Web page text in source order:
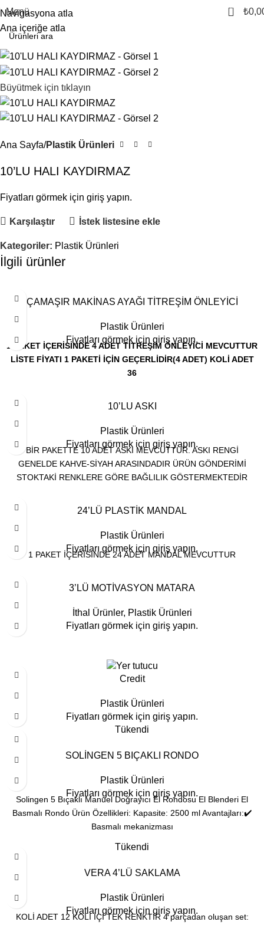
Navigasyona atla
Ana içeriğe atla
Menü 0 ₺
Büyütmek için tıklayın
Ana Sayfa Plastik Ürünleri
10’LU HALI KAYDIRMAZ
Fiyatları görmek için giriş yapın.
Karşılaştır İstek listesine ekle
Kategoriler: Plastik Ürünleri
İlgili ürünler
ÇAMAŞIR MAKİNAS AYAĞI TİTREŞİM ÖNLEYİCİ
Plastik Ürünleri
Fiyatları görmek için giriş yapın.
1 PAKET İÇERİSİNDE 4 ADET TİTREŞİM ÖNLEYİCİ MEVCUTTUR
LİSTE FİYATI 1 PAKETİ İÇİN GEÇERLİDİR(4 ADET) KOLİ ADET
36
10’LU ASKI
Plastik Ürünleri
Fiyatları görmek için giriş yapın.
BİR PAKETTE 10 ADET ASKI MEVCUTTUR. ASKI RENGİ
GENELDE KAHVE-SİYAH ARASINDADIR ÜRÜN GÖNDERİMİ
STOKTAKİ RENKLERE GÖRE BAĞLILIK GÖSTERMEKTEDİR
24’LÜ PLASTİK MANDAL
Plastik Ürünleri
Fiyatları görmek için giriş yapın.
1 PAKET İÇERİSİNDE 24 ADET MANDAL MEVCUTTUR
3’LÜ MOTİVASYON MATARA
İthal Ürünler, Plastik Ürünleri
Fiyatları görmek için giriş yapın.
Credit
Plastik Ürünleri
Fiyatları görmek için giriş yapın.
Tükendi
SOLİNGEN 5 BIÇAKLI RONDO
Plastik Ürünleri
Fiyatları görmek için giriş yapın.
Solingen 5 Bıçaklı Manuel Doğrayıcı El Rondosu El Blenderi El
Basmalı Rondo Ürün Özellikleri: Kapasite: 2500 ml Avantajları:✔️
Basmalı mekanizması
Tükendi
VERA 4’LÜ SAKLAMA
Plastik Ürünleri
Fiyatları görmek için giriş yapın.
KOLİ ADET 12 KOLİ İÇİ TEK RENKTİR 4 parçadan oluşan set: